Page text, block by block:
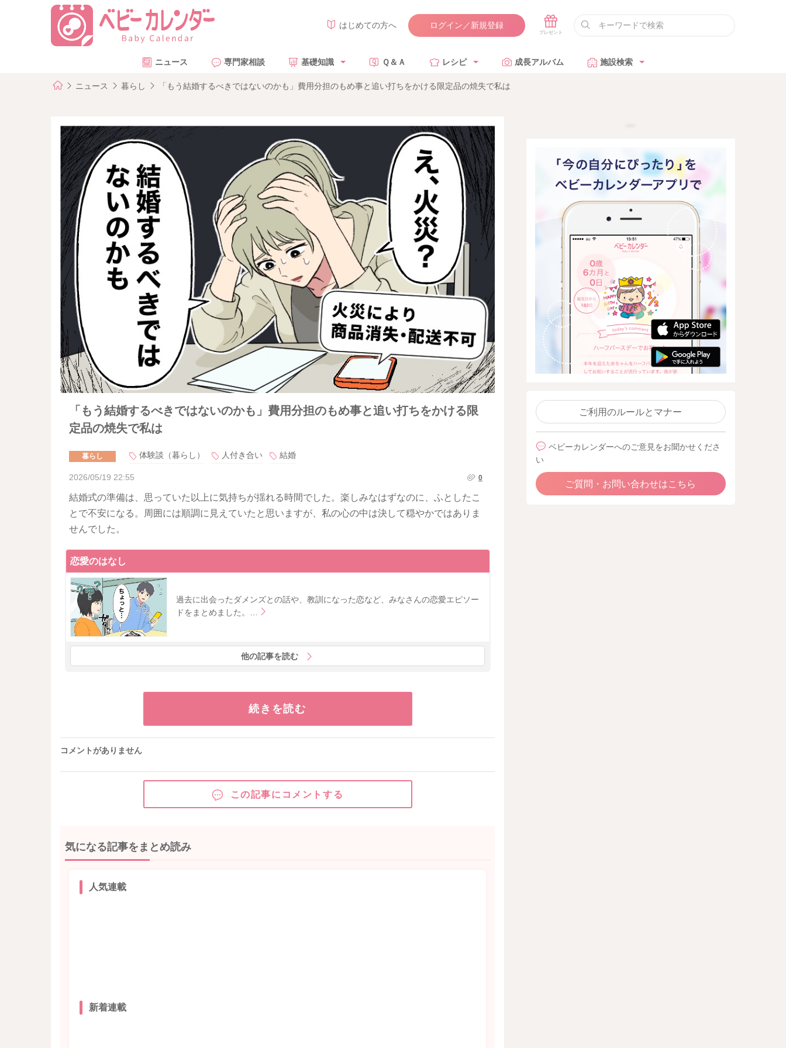
はじめての方へ ログイン／新規登録
ニュース 専門家相談 基礎知識 Ｑ＆Ａ レシピ 成長アルバム 施設検索
ニュース 暮らし 「もう結婚するべきではないのかも」費用分担のもめ事と追い打ちをかける限定品の焼失で私は
「もう結婚するべきではないのかも」費用分担のもめ事と追い打ちをかける限
定品の焼失で私は
暮らし 体験談（暮らし） 人付き合い 結婚
2026/05/19 22:55 0
結婚式の準備は、思っていた以上に気持ちが揺れる時間でした。楽しみなはずなのに、ふとしたこ
とで不安になる。周囲には順調に見えていたと思いますが、私の心の中は決して穏やかではありま
せんでした。
恋愛のはなし
過去に出会ったダメンズとの話や、教訓になった恋など、みなさんの恋愛エピソー
ドをまとめました。…
他の記事を読む
続きを読む
コメントがありません
この記事にコメントする
気になる記事をまとめ読み
人気連載
新着連載
ご利用のルールとマナー
ベビーカレンダーへのご意見をお聞かせくださ
い
ご質問・お問い合わせはこちら